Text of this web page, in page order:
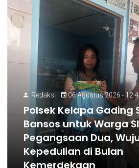
Redaksi 06 Agustus 2026 -
Polsek Kelapa Gading
Bansos untuk Warga
Pegangsaan Dua,
Kepedulian di Bulan
Kemerdekaan